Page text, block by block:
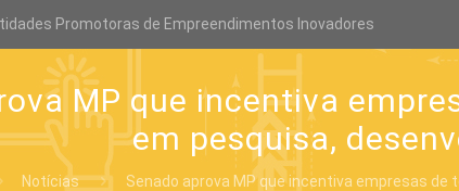
Promotoras de Empreendimentos Inovadores
MP que incentiva
em pesquisa,
Notícias Senado aprova MP que incentiva empresas